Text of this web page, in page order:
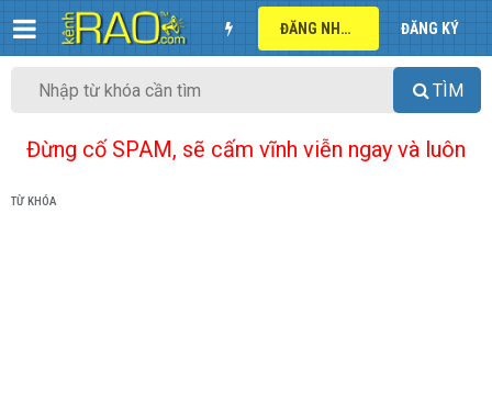
ĐĂNG NHẬP ĐĂNG KÝ
TÌM
Đừng cố SPAM, sẽ cấm vĩnh viễn ngay và luôn
TỪ KHÓA